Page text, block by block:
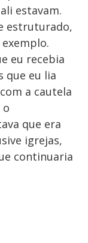
estavam.
estruturado,
eu recebia
que eu lia
a cautela
o
que era
igrejas,
continuaria